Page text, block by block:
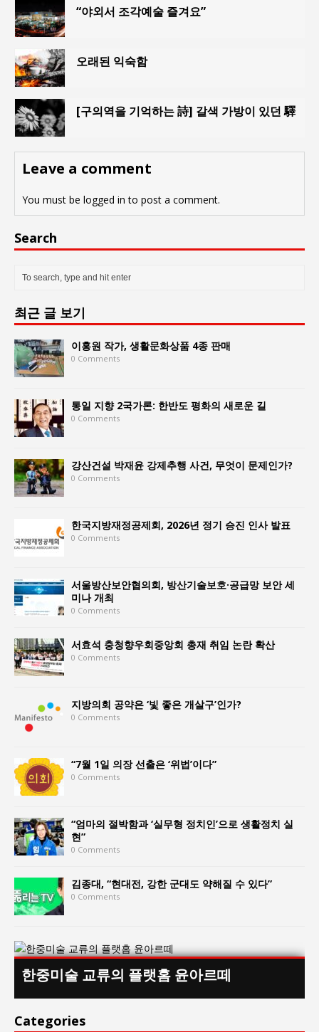
“야외서 조각예술 즐겨요”
오래된 익숙함
[구의역을 기억하는 詩] 갈색 가방이 있던 驛
Leave a comment
You must be logged in to post a comment.
Search
최근 글 보기
이홍원 작가, 생활문화상품 4종 판매
0 Comments
통일 지향 2국가론: 한반도 평화의 새로운 길
0 Comments
강산건설 박재윤 강제추행 사건, 무엇이 문제인가?
0 Comments
한국지방재정공제회, 2026년 정기 승진 인사 발표
0 Comments
서울방산보안협의회, 방산기술보호·공급망 보안 세
미나 개최
0 Comments
서효석 충청향우회중앙회 총재 취임 논란 확산
0 Comments
지방의회 공약은 ‘빛 좋은 개살구’인가?
0 Comments
“7월 1일 의장 선출은 ‘위법’이다”
0 Comments
“엄마의 절박함과 ‘실무형 정치인’으로 생활정치 실
현”
0 Comments
김종대, “현대전, 강한 군대도 약해질 수 있다”
0 Comments
한중미술 교류의 플랫홈 윤아르떼
Categories